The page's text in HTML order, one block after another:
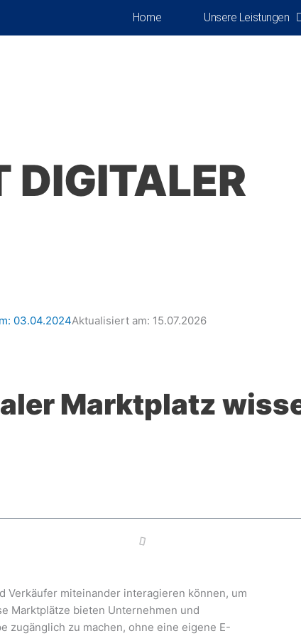
Home Unsere Leistungen
DIGITALER
03.04.2024Aktualisiert am: 15.07.2026
Marktplatz
Verkäufer miteinander interagieren können, um
Marktplätze bieten Unternehmen und
zugänglich zu machen, ohne eine eigene E-